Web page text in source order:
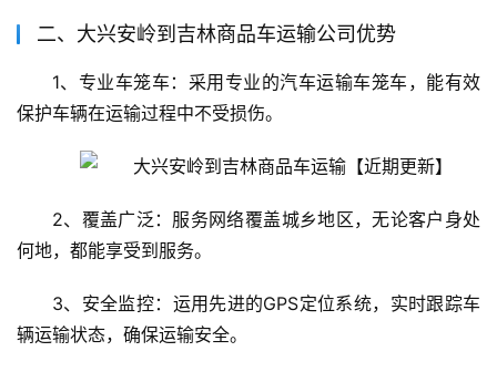
二、大兴安岭到吉林商品车运输公司优势
1、专业车笼车：采用专业的汽车运输车笼车，能有效
保护车辆在运输过程中不受损伤。
2、覆盖广泛：服务网络覆盖城乡地区，无论客户身处
何地，都能享受到服务。
3、安全监控：运用先进的GPS定位系统，实时跟踪车
辆运输状态，确保运输安全。